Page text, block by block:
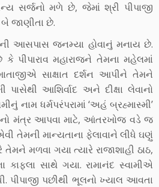
સર્જનો મળે છે, જેમાં શ્રી પીપાજી
જાણીતા છે.
આસપાસ જનમ્યા હોવાનું મનાય છે.
પીપારાવ મહારાજને તેમના મહેલમાં
સાક્ષાત દર્શન આપીને તેમને
પાસેથી આશિર્વાદ અને દીક્ષા લેવાનો
નામ ધર્મપરંપરામાં ‘અહં બ્રહ્માસ્મી’
મંત્ર આપવા માટે, આંતરખોજ વડે જ
તેમની માન્યતાના ફેલાવાને લીધે ઘણું
મળવા ગયા ત્યારે રાજાશાહી ઠાઠ,
કાફલા સાથે ગયા. રામાનંદ સ્વામીએ
પીપાજી પછીથી ભૂલનો ખ્યાલ આવતા